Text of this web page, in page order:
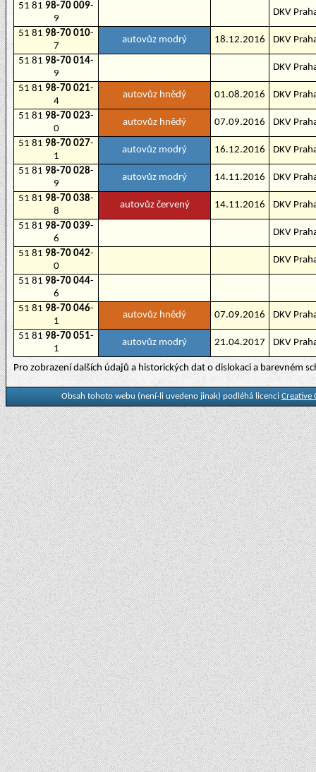
51 81 98-70 009-
9
DKV
51 81 98-70 010-
7
autovůz modrý 18.12.2016
DKV
51 81 98-70 014-
9
DKV
51 81 98-70 021-
4
autovůz hnědý 01.08.2016
DKV
51 81 98-70 023-
0
autovůz hnědý 07.09.2016
DKV
51 81 98-70 027-
1
autovůz modrý 16.12.2016
DKV
51 81 98-70 028-
9
autovůz modrý 14.11.2016
DKV
51 81 98-70 038-
8
autovůz červený 14.11.2016
DKV
51 81 98-70 039-
6
DKV
51 81 98-70 042-
0
DKV
51 81 98-70 044-
6
51 81 98-70 046-
1
autovůz hnědý 07.09.2016
DKV
51 81 98-70 051-
1
autovůz modrý 21.04.2017 DKV
Pro zobrazení dalších údajů a historických dat o dislokaci a barevném
Obsah tohoto webu (není-li uvedeno jinak) podléhá licenci Creative